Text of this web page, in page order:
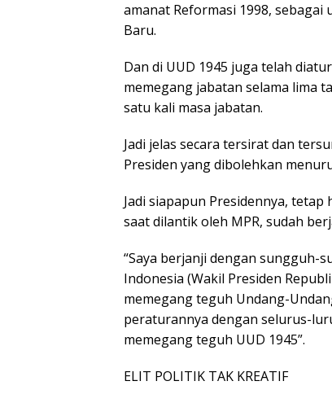
amanat Reformasi 1998,
Baru.
Dan di UUD 1945 juga telah
memegang jabatan selama lima
satu kali masa jabatan.
Jadi jelas secara tersirat dan
Presiden yang dibolehkan
Jadi siapapun Presidennya,
saat dilantik oleh MPR, sudah
“Saya berjanji dengan sungguh-
Indonesia (Wakil Presiden
memegang teguh Undang-
peraturannya dengan selurus-
memegang teguh UUD 1945”.
ELIT POLITIK TAK KREATIF